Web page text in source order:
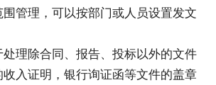
管理，可以按部门或人员设置发文
理除合同、报告、投标以外的文件
入证明，银行询证函等文件的盖章